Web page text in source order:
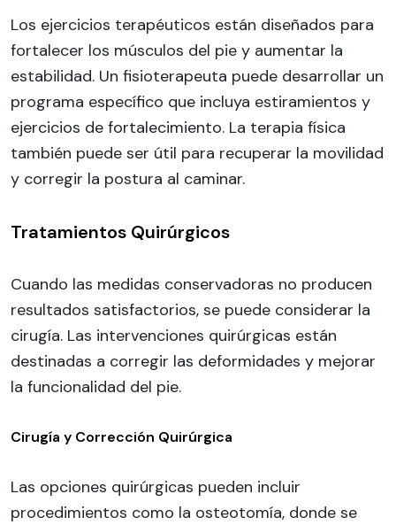
Los ejercicios terapéuticos están diseñados para
fortalecer los músculos del pie y aumentar la
estabilidad. Un fisioterapeuta puede desarrollar un
programa específico que incluya estiramientos y
ejercicios de fortalecimiento. La terapia física
también puede ser útil para recuperar la movilidad
y corregir la postura al caminar.
Tratamientos Quirúrgicos
Cuando las medidas conservadoras no producen
resultados satisfactorios, se puede considerar la
cirugía. Las intervenciones quirúrgicas están
destinadas a corregir las deformidades y mejorar
la funcionalidad del pie.
Cirugía y Corrección Quirúrgica
Las opciones quirúrgicas pueden incluir
procedimientos como la osteotomía, donde se